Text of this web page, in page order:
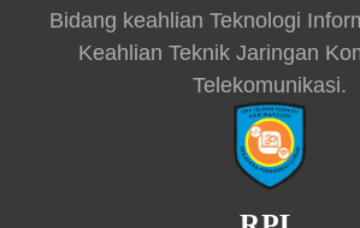
Bidang keahlian Teknologi
Keahlian Teknik Jaringan
Telekomunikasi.